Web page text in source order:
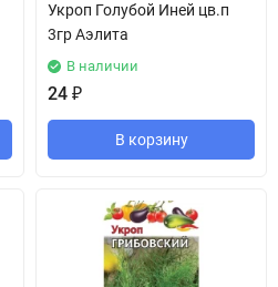
Укроп Голубой Иней цв.п
3гр Аэлита
В наличии
24 ₽
В корзину